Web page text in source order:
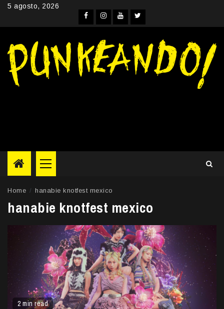
Skip5 agosto, 2026
Facebook
Instagram
YouTube
Twitter
Primary
Menu
Home hanabie knotfest mexico
hanabie knotfest mexico
2 min read